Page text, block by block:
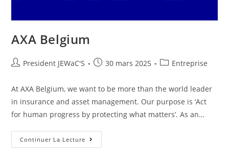
AXA Belgium
President JEWaC'S 30 mars 2025 Entreprise
At AXA Belgium, we want to be more than the world leader
in insurance and asset management. Our purpose is ‘Act
for human progress by protecting what matters’. As an…
Continuer La Lecture